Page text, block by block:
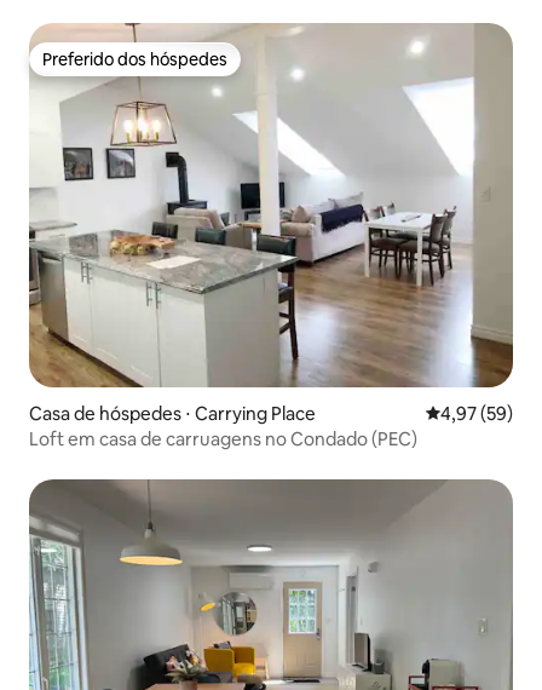
Preferido dos hóspedes
Preferido dos hóspedes
Casa de hóspedes ⋅ Carrying Place 4,97 de uma
4,97 (59)
Loft em casa de carruagens no Condado (PEC)